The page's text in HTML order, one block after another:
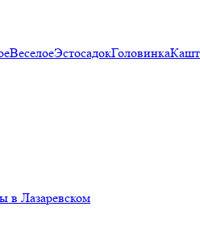
ВеселоеЭстосадокГоловинка
в Лазаревском